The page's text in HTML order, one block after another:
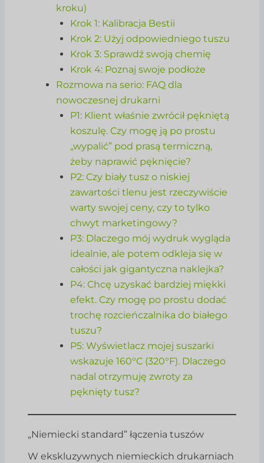
kroku)
Krok 1: Kalibracja Bestii
Krok 2: Użyj odpowiedniego tuszu
Krok 3: Sprawdź swoją chemię
Krok 4: Poznaj swoje podłoże
Rozmowa na serio: FAQ dla
nowoczesnej drukarni
P1: Klient właśnie zwrócił pękniętą
koszulę. Czy mogę ją po prostu
„wypalić” pod prasą termiczną,
żeby naprawić pęknięcie?
P2: Czy biały tusz o niskiej
zawartości tlenu jest rzeczywiście
warty swojej ceny, czy to tylko
chwyt marketingowy?
P3: Dlaczego mój wydruk wygląda
idealnie, ale potem odkleja się w
całości jak gigantyczna naklejka?
P4: Chcę uzyskać bardziej miękki
efekt. Czy mogę po prostu dodać
trochę rozcieńczalnika do białego
tuszu?
P5: Wyświetlacz mojej suszarki
wskazuje 160°C (320°F). Dlaczego
nadal otrzymuję zwroty za
pęknięty tusz?
„Niemiecki standard” łączenia tuszów
W ekskluzywnych niemieckich drukarniach